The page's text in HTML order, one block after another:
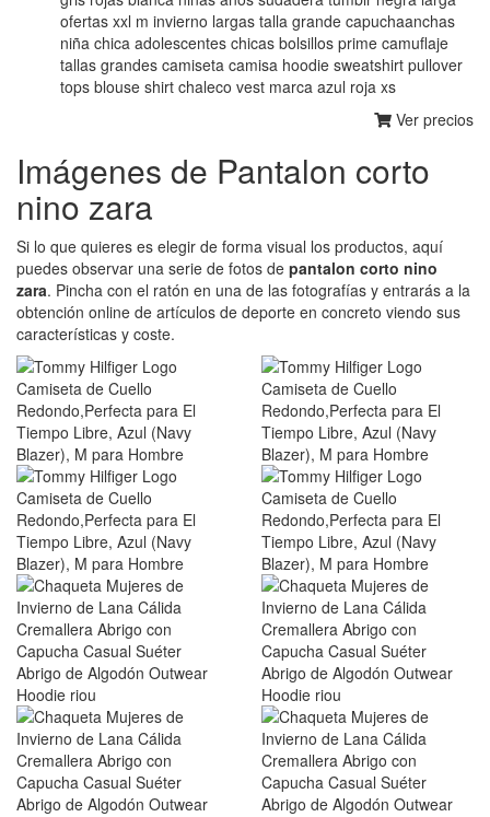
ofertas xxl m invierno largas talla grande capuchaanchas
niña chica adolescentes chicas bolsillos prime camuflaje
tallas grandes camiseta camisa hoodie sweatshirt pullover
tops blouse shirt chaleco vest marca azul roja xs
Ver precios
Imágenes de Pantalon corto
nino zara
Si lo que quieres es elegir de forma visual los productos, aquí
puedes observar una serie de fotos de pantalon corto nino
zara. Pincha con el ratón en una de las fotografías y entrarás a la
obtención online de artículos de deporte en concreto viendo sus
características y coste.